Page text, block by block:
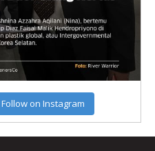
Follow on Instagram